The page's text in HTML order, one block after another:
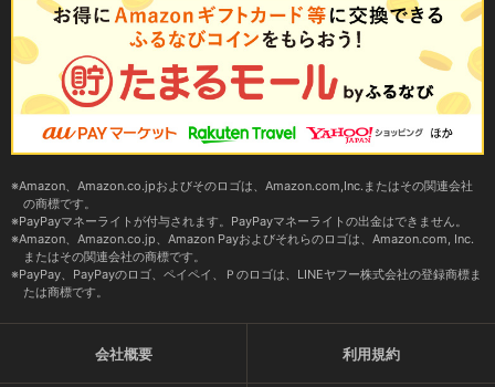
Amazon、Amazon.co.jpおよびそのロゴは、Amazon.com,Inc.またはその関連会社
の商標です。
PayPayマネーライトが付与されます。PayPayマネーライトの出金はできません。
Amazon、Amazon.co.jp、Amazon Payおよびそれらのロゴは、Amazon.com, Inc.
またはその関連会社の商標です。
PayPay、PayPayのロゴ、ペイペイ、Ｐのロゴは、LINEヤフー株式会社の登録商標ま
たは商標です。
会社概要 利用規約